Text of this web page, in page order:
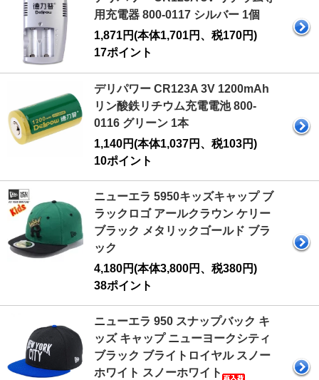
用充電器 800-0117 シルバー 1個
1,871円(本体1,701円、税170円)
17ポイント
デリパワー CR123A 3V 1200mAh
リン酸鉄リチウム充電電池 800-
0116 グリーン 1本
1,140円(本体1,037円、税103円)
10ポイント
ニューエラ 5950キッズキャップ ブ
ラックロゴ アールクラウン ケリー
ブラック メタリックゴールド ブラ
ック
4,180円(本体3,800円、税380円)
38ポイント
ニューエラ 950 スナップバック キ
ッズ キャップ ニューヨークシティ
ブラック ブライトロイヤル スノー
ホワイト スノーホワイト